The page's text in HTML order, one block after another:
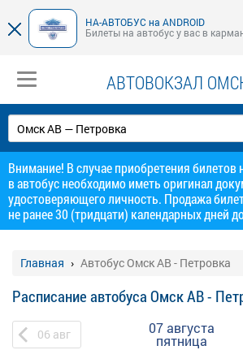
НА-АВТОБУС на ANDROID
Билеты на автобус у вас в
АВТОВОКЗАЛ
Внимание! В случае приобретения билетов
в автобус необходимо иметь оригинал
удостоверяющего личность. Продажа
не ранее 30 (тридцати) календарных дней
Главная Автобус Омск АВ - Петровка
Расписание автобуса Омск АВ -
06 авг 07 августа
пятница